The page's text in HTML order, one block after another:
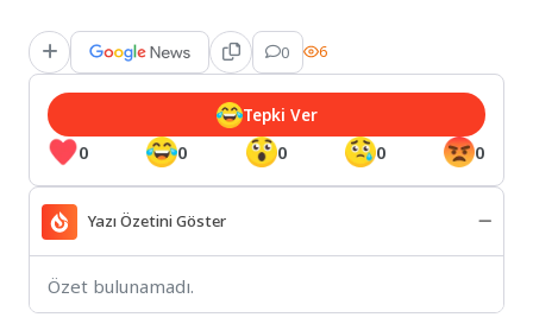
0 6
0 0 0 0 0
Tepki Ver
Yazı Özetini Göster
Özet bulunamadı.